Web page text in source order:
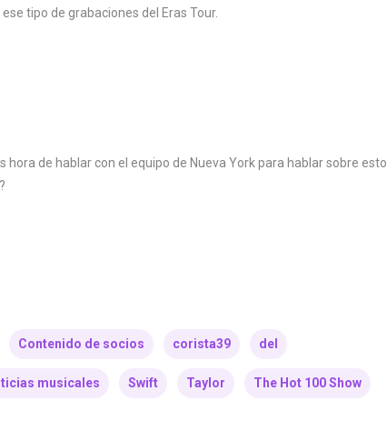
tipo de grabaciones del Eras Tour.
de hablar con el equipo de Nueva York para hablar sobre esto.
Contenido de socios corista39 del
musicales Swift Taylor The Hot 100 Show